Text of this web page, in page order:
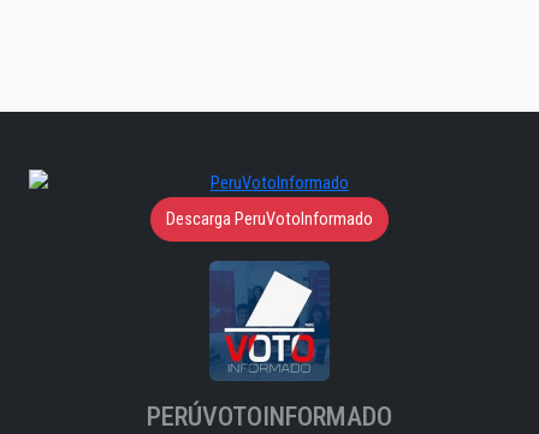
Descarga PeruVotoInformado
PERÚVOTOINFORMADO